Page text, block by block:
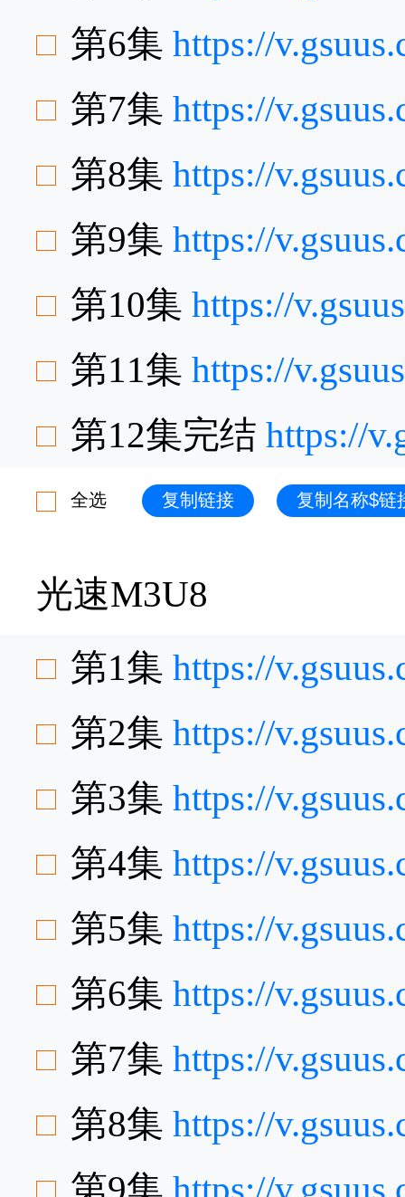
第6集 https://
第7集 https://
第8集 https://
第9集 https://
第10集 https://
第11集 https://
第12集完结 https://
全选 复制链接 复制名称$链
光速M3U8
第1集 https://
第2集 https://
第3集 https://
第4集 https://
第5集 https://
第6集 https://
第7集 https://
第8集 https://